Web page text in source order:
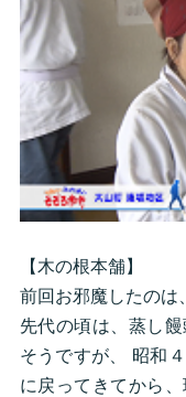
【木の根本舗】
前回お邪魔したのは
先代の頃は、蒸し
そうですが、 昭和
に戻ってきてから